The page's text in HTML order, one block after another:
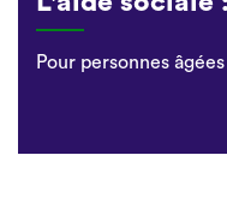
Pour personnes âgées